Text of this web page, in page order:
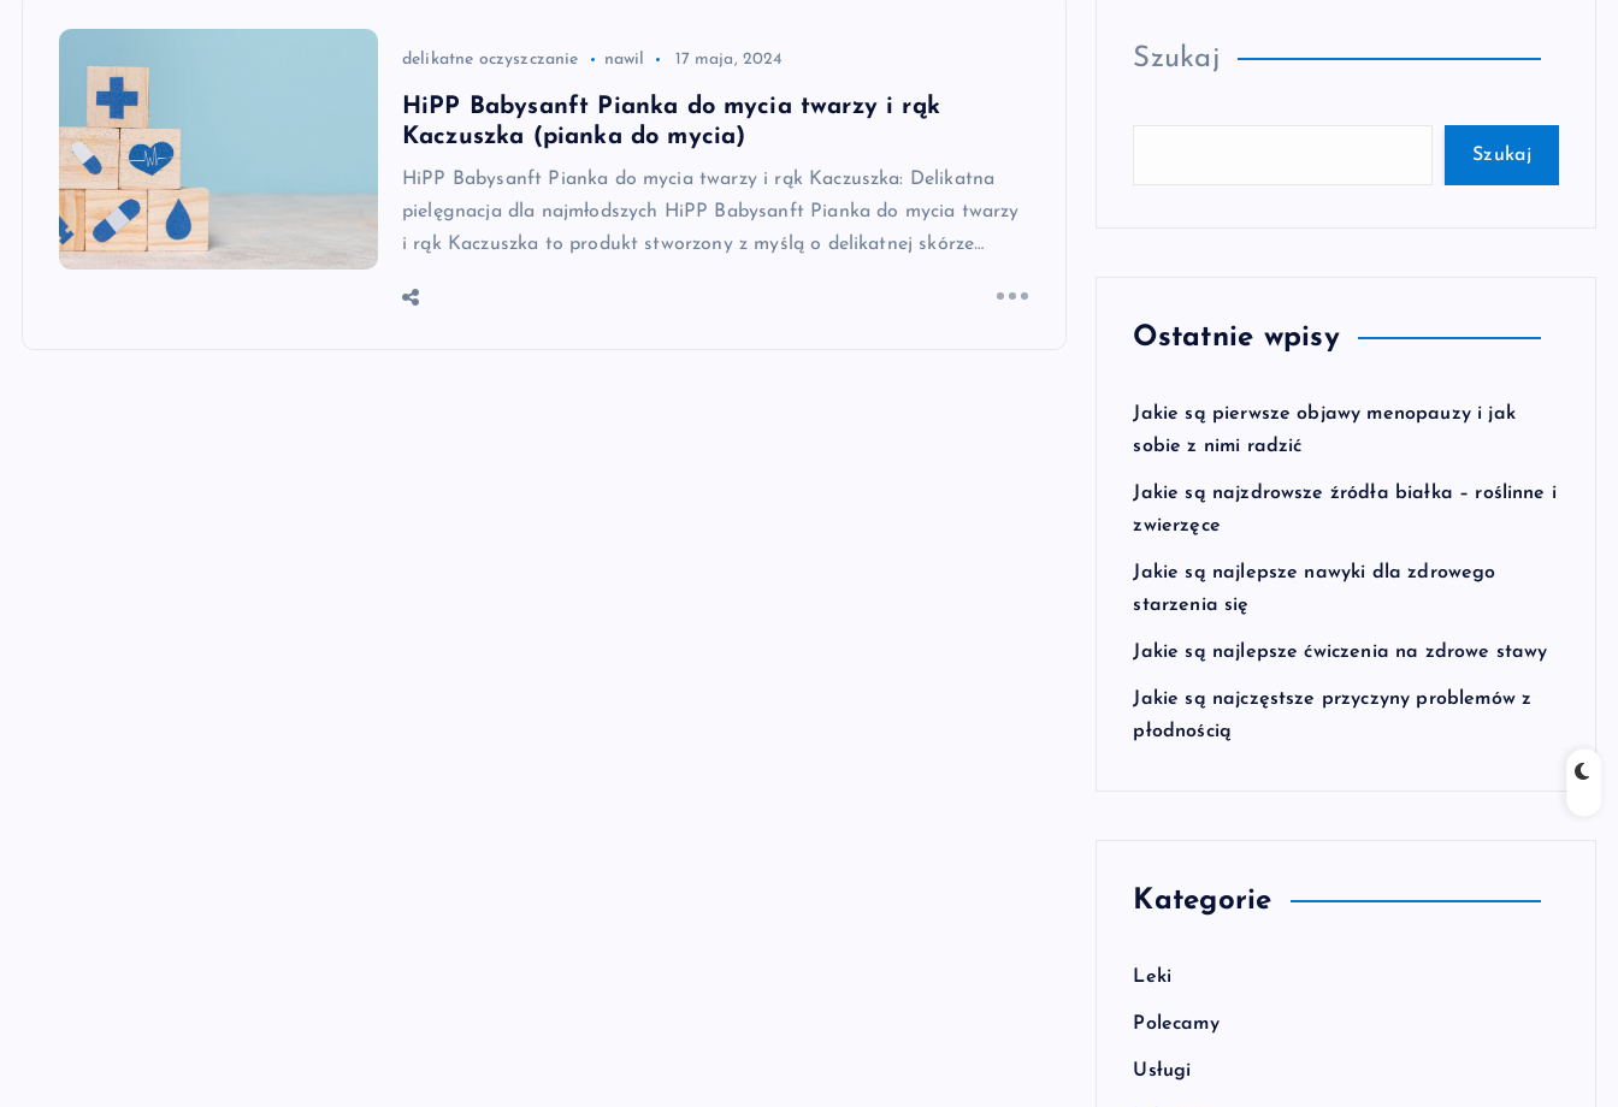
delikatne oczyszczanie nawil 17 maja, 2024
HiPP Babysanft Pianka do mycia twarzy i rąk
Kaczuszka (pianka do mycia)
HiPP Babysanft Pianka do mycia twarzy i rąk Kaczuszka: Delikatna
pielęgnacja dla najmłodszych HiPP Babysanft Pianka do mycia twarzy
i rąk Kaczuszka to produkt stworzony z myślą o delikatnej skórze…
Szukaj
Szukaj
Ostatnie wpisy
Jakie są pierwsze objawy menopauzy i jak
sobie z nimi radzić
Jakie są najzdrowsze źródła białka – roślinne i
zwierzęce
Jakie są najlepsze nawyki dla zdrowego
starzenia się
Jakie są najlepsze ćwiczenia na zdrowe stawy
Jakie są najczęstsze przyczyny problemów z
płodnością
Kategorie
Leki
Polecamy
Usługi